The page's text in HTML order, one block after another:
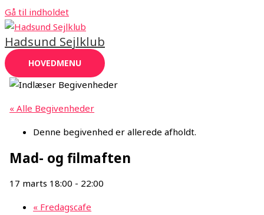
Gå til indholdet
Hadsund Sejlklub
HOVEDMENU
« Alle Begivenheder
Denne begivenhed er allerede afholdt.
Mad- og filmaften
17 marts 18:00 - 22:00
« Fredagscafe